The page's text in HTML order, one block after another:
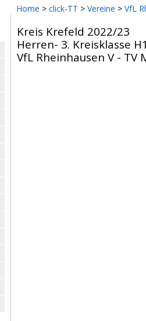
Home > click-TT > Vereine > VfL
Kreis Krefeld 2022/23
Herren- 3. Kreisklasse
VfL Rheinhausen V - TV